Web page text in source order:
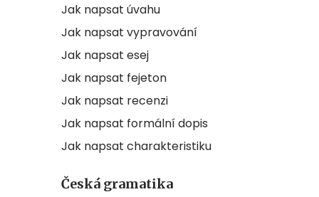
Jak napsat úvahu
Jak napsat vypravování
Jak napsat esej
Jak napsat fejeton
Jak napsat recenzi
Jak napsat formální dopis
Jak napsat charakteristiku
Česká gramatika